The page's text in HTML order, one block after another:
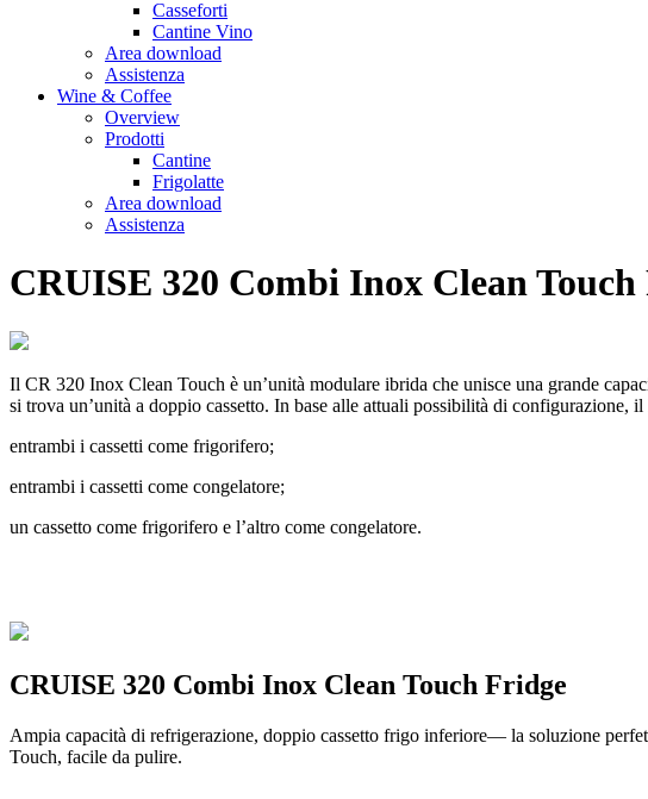
Casseforti
Cantine Vino
Area download
Assistenza
Wine & Coffee
Overview
Prodotti
Cantine
Frigolatte
Area download
Assistenza
CRUISE 320 Combi Inox Clean
Il CR 320 Inox Clean Touch è un’unità modulare ibrida che unisce una grande
si trova un’unità a doppio cassetto. In base alle attuali possibilità di configurazione,
entrambi i cassetti come frigorifero;
entrambi i cassetti come congelatore;
un cassetto come frigorifero e l’altro come congelatore.
CRUISE 320 Combi Inox Clean Touch Fridge
Ampia capacità di refrigerazione, doppio cassetto frigo inferiore— la soluzione
Touch, facile da pulire.